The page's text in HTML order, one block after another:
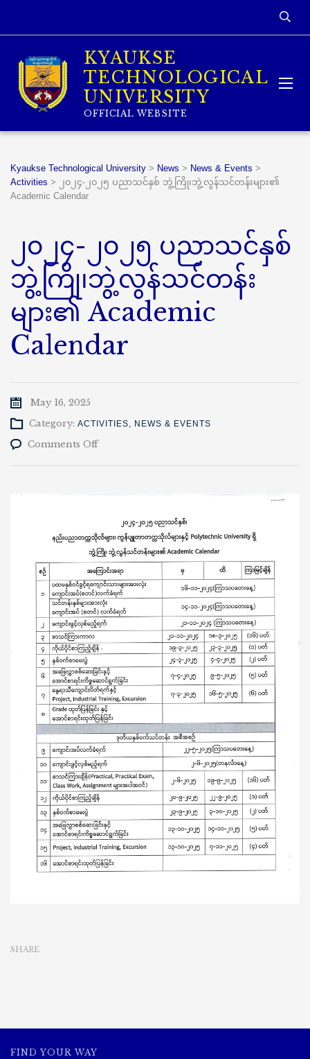
KYAUKSE
TECHNOLOGICAL
UNIVERSITY
OFFICIAL WEBSITE
Kyaukse Technological University > News > News & Events >
Activities >
၂၀၂၄-၂၀၂၅ ပညာသင်နှစ် ဘွဲ့ကြို၊ဘွဲ့လွန်သင်တန်းများ၏
Academic Calendar
၂၀၂၄-၂၀၂၅ ပညာသင်နှစ်
ဘွဲ့ကြို၊ဘွဲ့လွန်သင်တန်း
များ၏ Academic
Calendar
May 16, 2025
Category: ACTIVITIES, NEWS & EVENTS
Comments Offon
ကြို၊
များ၏
Academic
Calendar
SHARE
FIND YOUR WAY